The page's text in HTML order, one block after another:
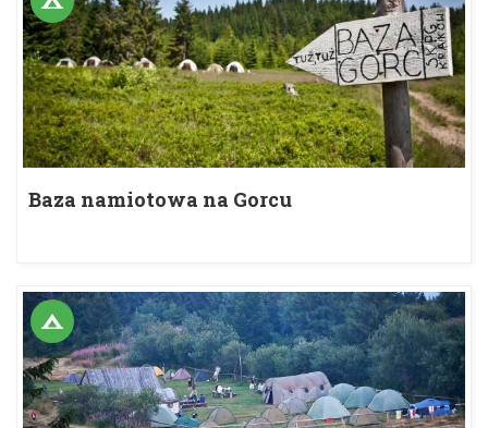
Baza namiotowa na Gorcu